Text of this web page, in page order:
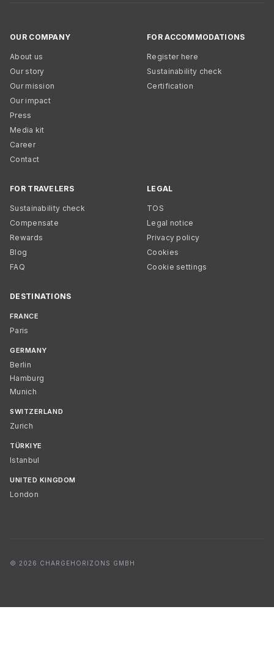
OUR COMPANY
About us
Our story
Our mission
Our impact
Press
Media kit
Career
Contact
FOR ACCOMMODATIONS
Register here
Sustainability check
Certification
FOR TRAVELERS
Sustainability check
Compensate
Rewards
Blog
FAQ
LEGAL
TOS
Legal notice
Privacy policy
Cookies
Cookie settings
DESTINATIONS
FRANCE
Paris
GERMANY
Berlin
Hamburg
Munich
SWITZERLAND
Zurich
TÜRKIYE
Istanbul
UNITED KINGDOM
London
© 2026 CHARGEHORIZONS GMBH